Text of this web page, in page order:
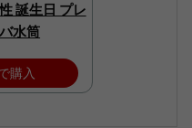
誕生日 プレ
水筒
購入